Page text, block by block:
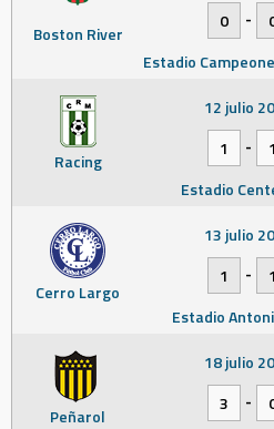
Boston River
0
-
Estadio
Racing
12 julio
1
-
1
Estadio
Cerro Largo
13 julio
1
-
1
Estadio
Peñarol
18 julio
3
-